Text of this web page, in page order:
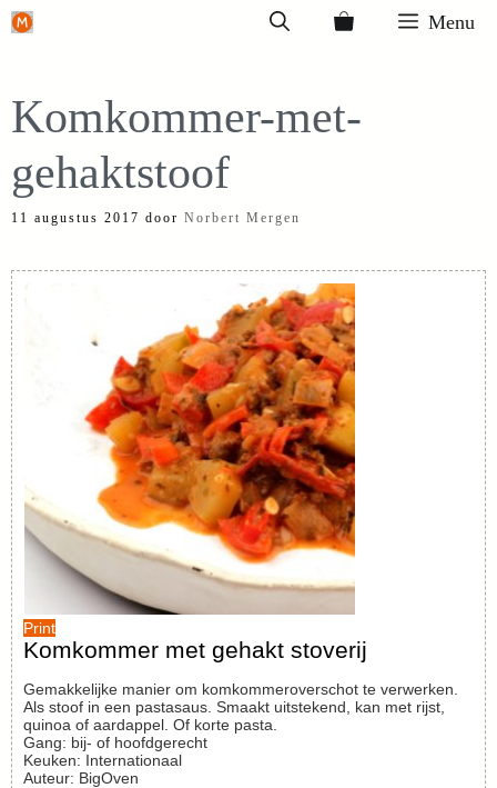
Ga
inhoud
Menu
Komkommer-met-
gehaktstoof
11 augustus 2017 door Norbert Mergen
Print
Komkommer met gehakt stoverij
Gemakkelijke manier om komkommeroverschot te verwerken.
Als stoof in een pastasaus. Smaakt uitstekend, kan met rijst,
quinoa of aardappel. Of korte pasta.
Gang: bij- of hoofdgerecht
Keuken: Internationaal
Auteur: BigOven